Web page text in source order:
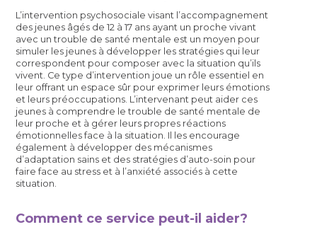
L’intervention psychosociale visant l’accompagnement
des jeunes âgés de 12 à 17 ans ayant un proche vivant
avec un trouble de santé mentale est un moyen pour
simuler les jeunes à développer les stratégies qui leur
correspondent pour composer avec la situation qu’ils
vivent. Ce type d’intervention joue un rôle essentiel en
leur offrant un espace sûr pour exprimer leurs émotions
et leurs préoccupations. L’intervenant peut aider ces
jeunes à comprendre le trouble de santé mentale de
leur proche et à gérer leurs propres réactions
émotionnelles face à la situation. Il les encourage
également à développer des mécanismes
d’adaptation sains et des stratégies d’auto-soin pour
faire face au stress et à l’anxiété associés à cette
situation.
Comment ce service peut-il aider?